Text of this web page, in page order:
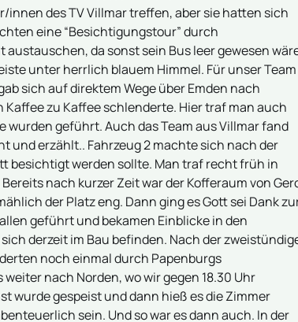
des TV Villmar treffen, aber sie hatten sich
eine “Besichtigungstour” durch
da sonst sein Bus leer gewesen
unter herrlich blauem Himmel. Für unser Team
sich auf direktem Wege über Emden nach
zu Kaffee schlenderte. Hier traf man auch
wurden geführt. Auch das Team aus Villmar fand
und erzählt.. Fahrzeug 2 machte sich nach der
besichtigt werden sollte. Man traf recht früh in
nach kurzer Zeit war der Kofferaum von
der Platz eng. Dann ging es Gott sei Dank
geführt und bekamen Einblicke in den
derzeit im Bau befinden. Nach der
noch einmal durch Papenburgs
nach Norden, wo wir gegen 18.30 Uhr
gespeist und dann hieß es die Zimmer
sein. Und so war es dann auch. In der